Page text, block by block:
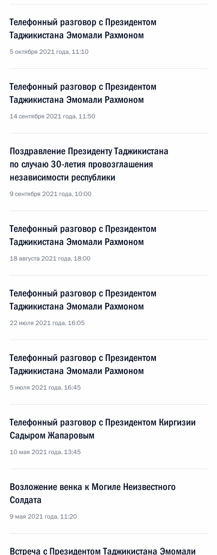
Телефонный разговор с Президентом
Таджикистана Эмомали Рахмоном
5 октября 2021 года, 11:10
Телефонный разговор с Президентом
Таджикистана Эмомали Рахмоном
14 сентября 2021 года, 11:50
Поздравление Президенту Таджикистана
по случаю 30-летия провозглашения
независимости республики
9 сентября 2021 года, 10:00
Телефонный разговор с Президентом
Таджикистана Эмомали Рахмоном
18 августа 2021 года, 18:00
Телефонный разговор с Президентом
Таджикистана Эмомали Рахмоном
22 июля 2021 года, 16:05
Телефонный разговор с Президентом
Таджикистана Эмомали Рахмоном
5 июля 2021 года, 16:45
Телефонный разговор с Президентом Киргизии
Садыром Жапаровым
10 мая 2021 года, 13:45
Возложение венка к Могиле Неизвестного
Солдата
9 мая 2021 года, 11:20
Встреча с Президентом Таджикистана Эмомали